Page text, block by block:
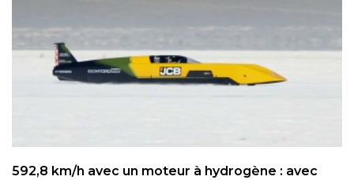
592,8 km/h avec un moteur à hydrogène : avec